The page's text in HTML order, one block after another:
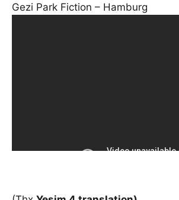
Gezi Park Fiction – Hamburg